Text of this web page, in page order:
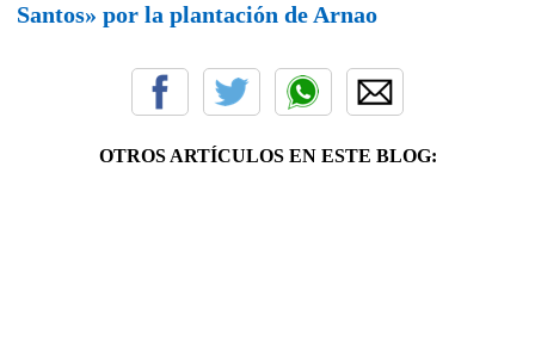
Santos» por la plantación de Arnao
OTROS ARTÍCULOS EN ESTE BLOG: